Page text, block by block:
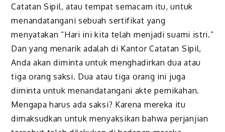
Catatan Sipil, atau tempat semacam itu, untuk
menandatangani sebuah sertifikat yang
menyatakan “Hari ini kita telah menjadi suami istri.”
Dan yang menarik adalah di Kantor Catatan Sipil,
Anda akan diminta untuk menghadirkan dua atau
tiga orang saksi. Dua atau tiga orang ini juga
diminta untuk menandatangani akte pernikahan.
Mengapa harus ada saksi? Karena mereka itu
dimaksudkan untuk menyaksikan bahwa perjanjian